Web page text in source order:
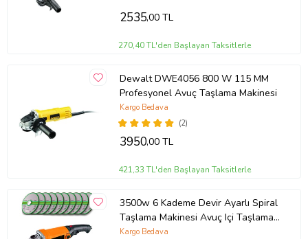
2535,00 TL
270,40 TL'den Başlayan Taksitlerle
Dewalt DWE4056 800 W 115 MM
Profesyonel Avuç Taşlama Makinesi
(2)
Kargo Bedava
3950,00 TL
421,33 TL'den Başlayan Taksitlerle
3500w 6 Kademe Devir Ayarlı Spiral
Taşlama Makinesi Avuç Içi Taşlama
125mm + 20 Ad Taş
Kargo Bedava